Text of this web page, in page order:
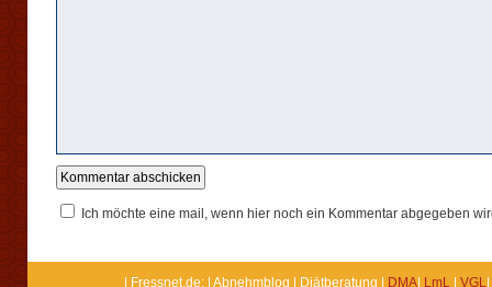
Ich möchte eine mail, wenn hier noch ein Kommentar abgegeben
| Fressnet.de: | Abnehmblog | Diätberatung | DMA LmL VGL